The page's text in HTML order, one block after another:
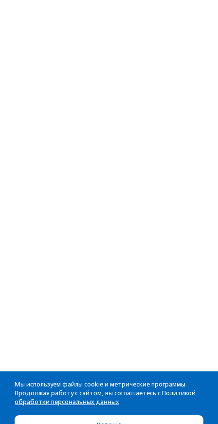
Мы используем файлы cookie и метрические программы.
Продолжая работу с сайтом, вы соглашаетесь с Политикой
обработки персональных данных